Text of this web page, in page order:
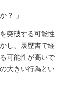
？ 」
突破する可能性
し、履歴書で経
可能性が高いで
大きい行為とい